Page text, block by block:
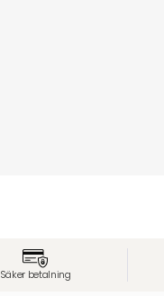
Säker betalning